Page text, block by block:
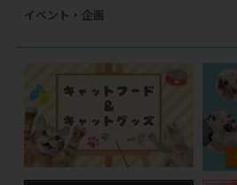
イベント・企画